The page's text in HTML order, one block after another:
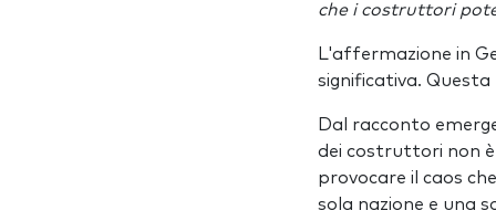
che i costruttori
L'affermazione in
significativa.
Dal racconto
dei costruttori non
provocare il caos
sola nazione e una